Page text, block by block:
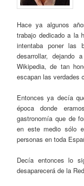
Hace ya algunos
trabajo dedicado a la
intentaba poner las
desarrollar, dejando
Wikipedia, de tan
escapan las verdades
Entonces ya decía
época donde
gastronomía que de
en este medio sólo
personas en toda
Decía entonces lo
desaparecerá de la